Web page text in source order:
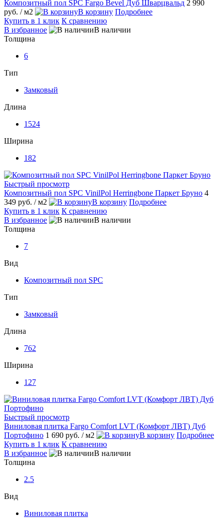
Композитный пол SPC Fargo Bevel Дуб Шварцвальд 2 990
руб. / м2 В корзину Подробнее
Купить в 1 клик К сравнению
В избранное
В наличии
Толщина
6
Тип
Замковый
Длина
1524
Ширина
182
Быстрый просмотр
Композитный пол SPC VinilPol Herringbone Паркет Бруно 4
349 руб. / м2 В корзину Подробнее
Купить в 1 клик К сравнению
В избранное
В наличии
Толщина
7
Вид
Композитный пол SPC
Тип
Замковый
Длина
762
Ширина
127
Быстрый просмотр
Виниловая плитка Fargo Comfort LVT (Комфорт ЛВТ) Дуб
Портофино 1 690 руб. / м2 В корзину Подробнее
Купить в 1 клик К сравнению
В избранное
В наличии
Толщина
2.5
Вид
Виниловая плитка